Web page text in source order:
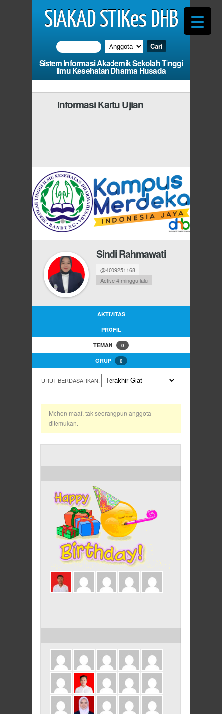
SIAKAD STIKes DHB
Sistem Informasi Akademik Sekolah Tinggi
Ilmu Kesehatan Dharma Husada
Informasi Kartu Ujian
Sindi Rahmawati
@4009251168
Active 4 minggu lalu
AKTIVITAS
PROFIL
TEMAN 0
GRUP 0
URUT BERDASARKAN:
Mohon maaf, tak seorangpun anggota
ditemukan.